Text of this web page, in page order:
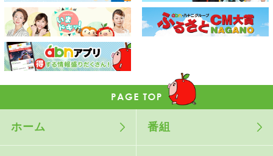
ホーム 番組